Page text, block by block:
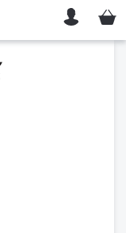
Mi